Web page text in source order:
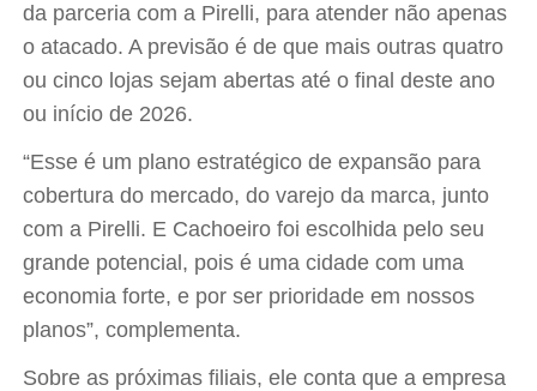
da parceria com a Pirelli, para atender não apenas
o atacado. A previsão é de que mais outras quatro
ou cinco lojas sejam abertas até o final deste ano
ou início de 2026.
“Esse é um plano estratégico de expansão para
cobertura do mercado, do varejo da marca, junto
com a Pirelli. E Cachoeiro foi escolhida pelo seu
grande potencial, pois é uma cidade com uma
economia forte, e por ser prioridade em nossos
planos”, complementa.
Sobre as próximas filiais, ele conta que a empresa